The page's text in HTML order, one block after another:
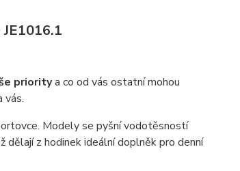
prioritya co od vás ostatní mohou
vás.
Modely se pyšní vodotěsností
dělají z hodinek ideální doplněk pro denní